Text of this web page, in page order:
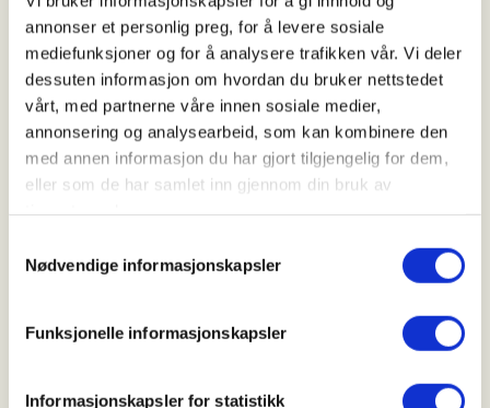
annonser et personlig preg, for å levere sosiale
mediefunksjoner og for å analysere trafikken vår. Vi deler
dessuten informasjon om hvordan du bruker nettstedet
vårt, med partnerne våre innen sosiale medier,
annonsering og analysearbeid, som kan kombinere den
med annen informasjon du har gjort tilgjengelig for dem,
eller som de har samlet inn gjennom din bruk av
Nødvendige informasjonskapsler
Funksjonelle informasjonskapsler
Informasjonskapsler for statistikk
Kontaktperson
Jan Markerud
90+07+67+19
jamarker@online.no
Fjernt fra glitter og fjas har vi som tidligere, årets
avslutningstur med bålkaffe, pepperkaker og
skrevet av vår Kolbotnmann Eyvind Skeie.. 10 km
Oppmøte: Jan Baalsruds plass (utenfor Kulturhuset
Transport: .